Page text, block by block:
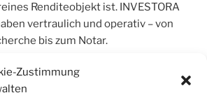
Zustimmung
Renditeobjekt ist. INVESTORA
vertraulich und operativ – von
bis zum Notar.